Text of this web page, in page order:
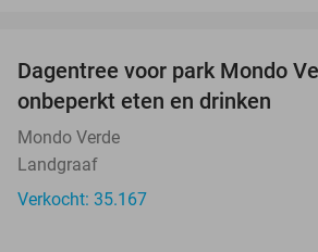
Dagentree voor park Mondo
onbeperkt eten en drinken
Mondo Verde
Landgraaf
Verkocht: 35.167